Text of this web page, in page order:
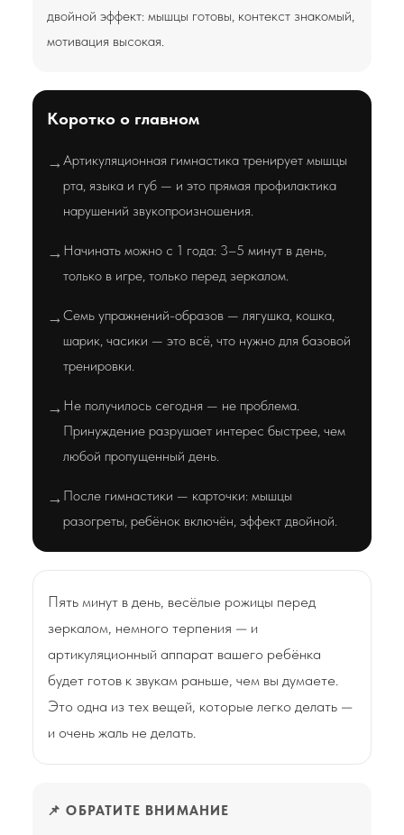
двойной эффект: мышцы готовы, контекст знакомый,
мотивация высокая.
Коротко о главном
→Артикуляционная гимнастика тренирует мышцы
рта, языка и губ — и это прямая профилактика
нарушений звукопроизношения.
→ Начинать можно с 1 года: 3–5 минут в день,
только в игре, только перед зеркалом.
→Семь упражнений-образов — лягушка, кошка,
шарик, часики — это всё, что нужно для базовой
тренировки.
→ Не получилось сегодня — не проблема.
Принуждение разрушает интерес быстрее, чем
любой пропущенный день.
→ После гимнастики — карточки: мышцы
разогреты, ребёнок включён, эффект двойной.
Пять минут в день, весёлые рожицы перед
зеркалом, немного терпения — и
артикуляционный аппарат вашего ребёнка
будет готов к звукам раньше, чем вы думаете.
Это одна из тех вещей, которые легко делать —
и очень жаль не делать.
📌 ОБРАТИТЕ ВНИМАНИЕ